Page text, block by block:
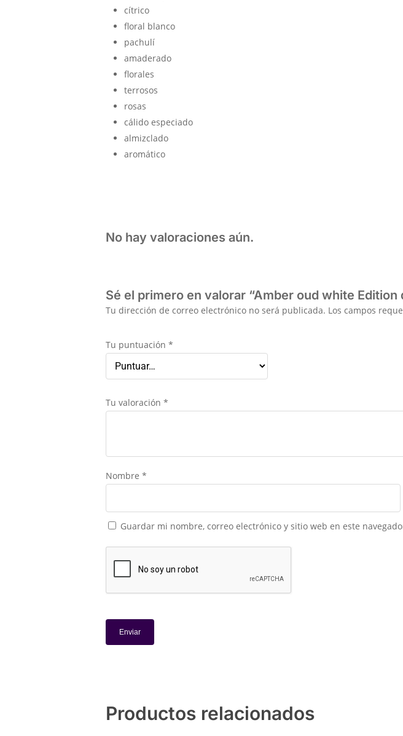
cítrico
floral blanco
pachulí
amaderado
florales
terrosos
rosas
cálido especiado
almizclado
aromático
No hay valoraciones aún.
Sé el primero en valorar “Amber oud white Edition
Tu dirección de correo electrónico no será publicada. Los campos
Tu puntuación *
Tu valoración *
Nombre *
Guardar mi nombre, correo electrónico y sitio web en este
Productos relacionados